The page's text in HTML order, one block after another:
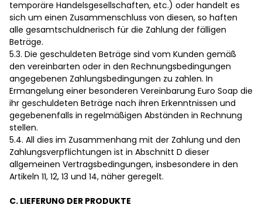
temporäre Handelsgesellschaften, etc.) oder handelt es
sich um einen Zusammenschluss von diesen, so haften
alle gesamtschuldnerisch für die Zahlung der fälligen
Beträge.
5.3. Die geschuldeten Beträge sind vom Kunden gemäß
den vereinbarten oder in den Rechnungsbedingungen
angegebenen Zahlungsbedingungen zu zahlen. In
Ermangelung einer besonderen Vereinbarung Euro Soap die
ihr geschuldeten Beträge nach ihren Erkenntnissen und
gegebenenfalls in regelmäßigen Abständen in Rechnung
stellen.
5.4. All dies im Zusammenhang mit der Zahlung und den
Zahlungsverpflichtungen ist in Abschnitt D dieser
allgemeinen Vertragsbedingungen, insbesondere in den
Artikeln 11, 12, 13 und 14, näher geregelt.
C. LIEFERUNG DER PRODUKTE